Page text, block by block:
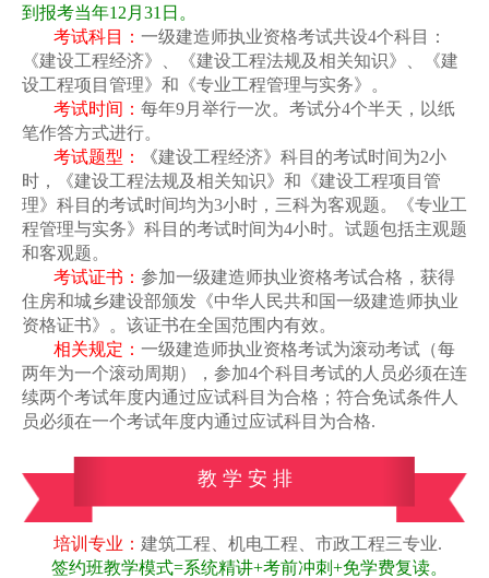
到报考当年12 月 31 日。
考试科目： 一级建造师执业资格考试共设4个科目：
《建设工程经济》、《建设工程法规及相关知识》、《建
设工程项目管理》和《专业工程管理与实务》。
考试时间： 每年9月举行一次。考试分4个半天，以纸
笔作答方式进行。
考试题型：
《建设工程经济》科目的考试时间为2小
时，《建设工程法规及相关知识》和《建设工程项目管
理》科目的考试时间均为3小时，三科为客观题。《专业工
程管理与实务》科目的考试时间为4小时。试题包括主观题
和客观题。
考试证书： 参加一级建造师执业资格考试合格，获得
住房和城乡建设部颁发《中华人民共和国一级建造师执业
资格证书》。该证书在全国范围内有效。
相关规定： 一级建造师执业资格考试为滚动考试（每
两年为一个滚动周期），参加4个科目考试的人员必须在连
续两个考试年度内通过应试科目为合格；符合免试条件人
员必须在一个考试年度内通过应试科目为合格.
教 学 安 排
培训专业： 建筑工程、机电工程、市政工程三专业.
签约班教学模式=系统精讲+考前冲刺+免学费复读。